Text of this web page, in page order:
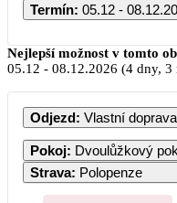
Termín: 05.12 -
Nejlepší možnost v tomto
05.12 - 08.12.2026 (4 dny, 3
Odjezd: Vlastní doprava
Pokoj: Dvoulůžkový
Strava: Polopenze